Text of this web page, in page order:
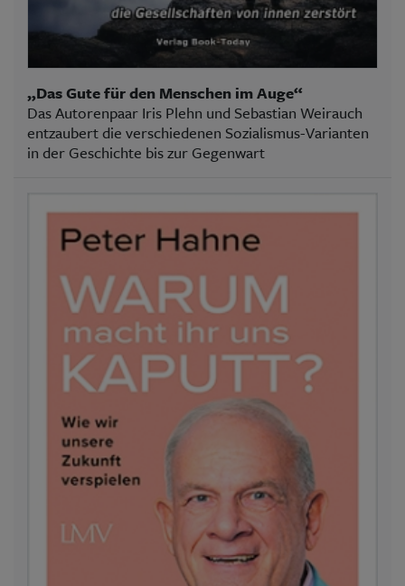
„Das Gute für den Menschen im Auge“
Das Autorenpaar Iris Plehn und Sebastian Weirauch
entzaubert die verschiedenen Sozialismus-Varianten
in der Geschichte bis zur Gegenwart